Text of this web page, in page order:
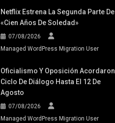
Netflix Estrena La Segunda Parte De
«Cien Años De Soledad»
07/08/2026
Managed WordPress Migration User
Oficialismo Y Oposición Acordaron
Ciclo De Diálogo Hasta El 12 De
Agosto
07/08/2026
Managed WordPress Migration User